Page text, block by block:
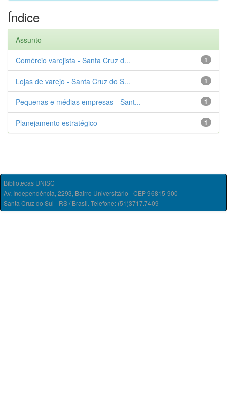
Índice
Assunto
1
Comércio varejista - Santa Cruz d...
1
Lojas de varejo - Santa Cruz do S...
1
Pequenas e médias empresas - Sant...
1
Planejamento estratégico
Bibliotecas UNISC
Av. Independência, 2293, Bairro Universitário - CEP 96815-900
Santa Cruz do Sul - RS / Brasil. Telefone: (51)3717.7409